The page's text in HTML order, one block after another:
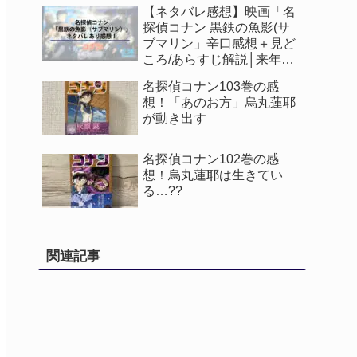
【ネタバレ感想】映画「名
探偵コナン 黒鉄の魚影(サ
ブマリン」辛口感想＋見ど
ころ/あらすじ解説│来年公
名探偵コナン103巻の感
想！「あのお方」烏丸蓮耶
が動き出す
名探偵コナン102巻の感
想！烏丸蓮耶は生きてい
る…??
関連記事